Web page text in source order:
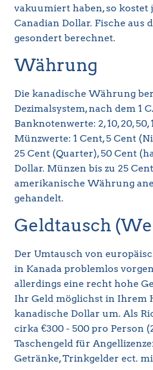
vakuumiert haben, so kostet
Canadian Dollar. Fische aus
gesondert berechnet.
Währung
Die kanadische Währung
Dezimalsystem, nach dem 1
Banknotenwerte: 2, 10, 20, 50,
Münzwerte: 1 Cent, 5 Cent
25 Cent (Quarter), 50 Cent
Dollar. Münzen bis zu 25
amerikanische Währung
gehandelt.
Geldtausch
Der Umtausch von
in Kanada problemlos
allerdings eine recht hohe
Ihr Geld möglichst in Ihrem
kanadische Dollar um. Als
cirka €300 - 500 pro Person
Taschengeld für
Getränke, Trinkgelder ect.